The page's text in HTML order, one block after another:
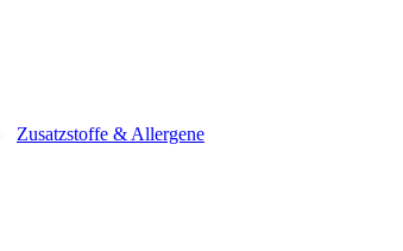
Zusatzstoffe & Allergene